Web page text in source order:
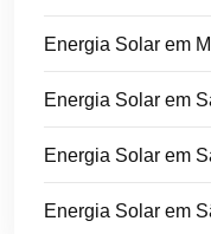
Energia Solar em
Energia Solar em
Energia Solar em
Energia Solar em